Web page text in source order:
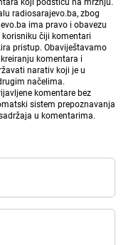
radiosarajevo.ba, zbog
ima pravo i obavezu
čiji komentari
pristup. Obaviještavamo
komentara i
narativ koji je u
načelima.
komentare bez
sistem prepoznavanja
u komentarima.